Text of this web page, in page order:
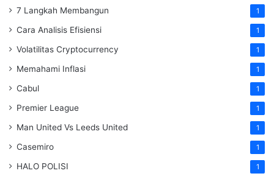
7 Langkah Membangun 1
Cara Analisis Efisiensi 1
Volatilitas Cryptocurrency 1
Memahami Inflasi 1
Cabul 1
Premier League 1
Man United Vs Leeds United 1
Casemiro 1
HALO POLISI 1